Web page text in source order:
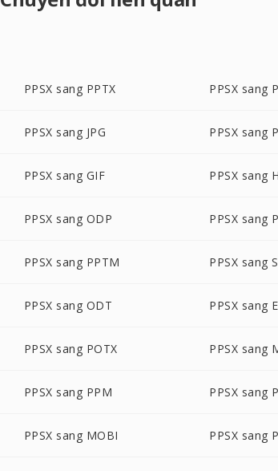
PPSX sang PPTX PPSX sang
PPSX sang JPG PPSX sang
PPSX sang GIF PPSX sang
PPSX sang ODP PPSX sang
PPSX sang PPTM PPSX sang
PPSX sang ODT PPSX sang
PPSX sang POTX PPSX sang
PPSX sang PPM PPSX sang
PPSX sang MOBI PPSX sang